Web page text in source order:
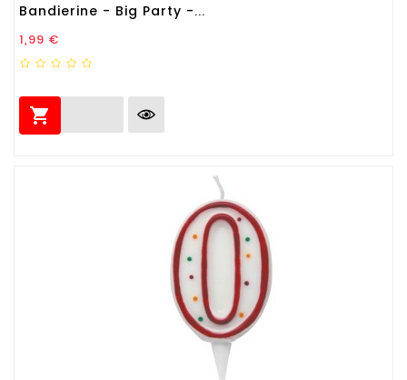
Bandierine - Big Party -...
Prezzo
1,99 €
